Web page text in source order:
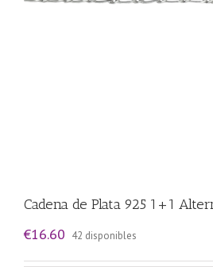
Cadena de Plata 925 1+1
€16.60 42 disponibles